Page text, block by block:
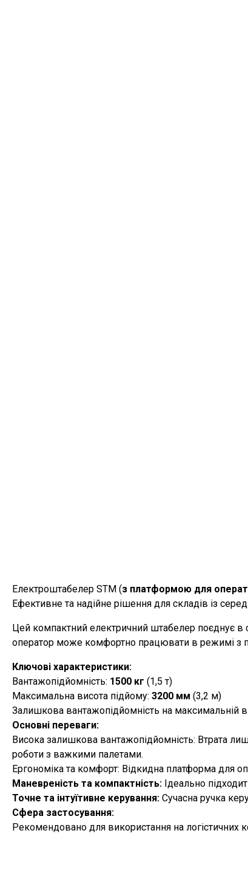
Електроштабелер STM (з платформою для
Ефективне та надійне рішення для складів із
Цей компактний електричний штабелер поєднує в
оператор може комфортно працювати в режимі з
Ключові характеристики:
Вантажопідйомність: 1500 кг (1,5 т)
Максимальна висота підйому: 3200 мм (3,2 м)
Залишкова вантажопідйомність на максимальній
Основні переваги:
Висока залишкова вантажопідйомність: Втрата
роботи з важкими палетами.
Ергономіка та комфорт: Відкидна платформа для
Маневреність та компактність: Ідеально
Точне та інтуїтивне керування: Сучасна ручка
Сфера застосування:
Рекомендовано для використання на логістичних